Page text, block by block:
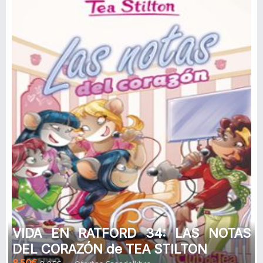
VIDA EN RATFORD 34: LAS NOTAS
DEL CORAZÓN de TEA STILTON